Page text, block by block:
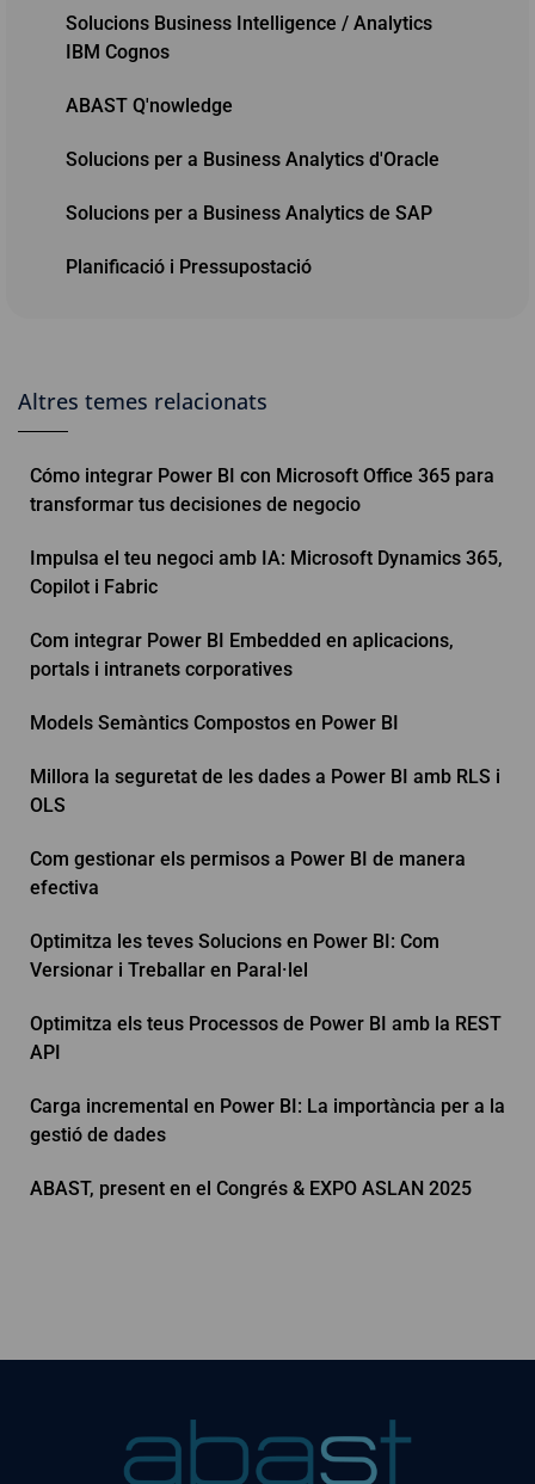
Solucions Business Intelligence / Analytics
IBM Cognos
ABAST Q'nowledge
Solucions per a Business Analytics d'Oracle
Solucions per a Business Analytics de SAP
Planificació i Pressupostació
Altres temes relacionats
Cómo integrar Power BI con Microsoft Office 365 para
transformar tus decisiones de negocio
Impulsa el teu negoci amb IA: Microsoft Dynamics 365,
Copilot i Fabric
Com integrar Power BI Embedded en aplicacions,
portals i intranets corporatives
Models Semàntics Compostos en Power BI
Millora la seguretat de les dades a Power BI amb RLS i
OLS
Com gestionar els permisos a Power BI de manera
efectiva
Optimitza les teves Solucions en Power BI: Com
Versionar i Treballar en Paral·lel
Optimitza els teus Processos de Power BI amb la REST
API
Carga incremental en Power BI: La importància per a la
gestió de dades
ABAST, present en el Congrés & EXPO ASLAN 2025